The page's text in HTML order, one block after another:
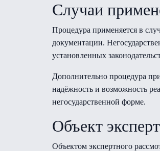
Случаи
Процедура применяется в
документации.
установленных
Дополнительно процедура
надёжность и возможность
негосударственной форме.
Объект
Объектом экспертного